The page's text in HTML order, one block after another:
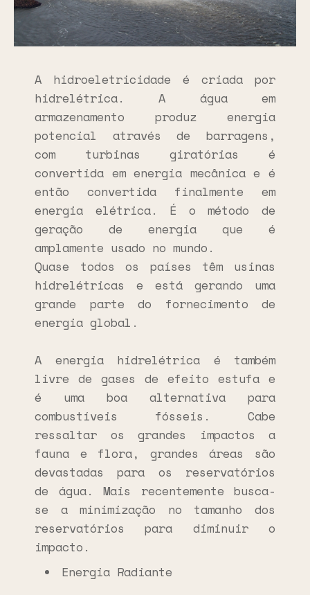
A hidroeletricidade é criada por
hidrelétrica. A água em
armazenamento produz energia
potencial através de barragens,
com turbinas giratórias é
convertida em energia mecânica e é
então convertida finalmente em
energia elétrica. É o método de
geração de energia que é
amplamente usado no mundo.
Quase todos os países têm usinas
hidrelétricas e está gerando uma
grande parte do fornecimento de
energia global.
A energia hidrelétrica é também
livre de gases de efeito estufa e
é uma boa alternativa para
combustíveis fósseis. Cabe
ressaltar os grandes impactos a
fauna e flora, grandes áreas são
devastadas para os reservatórios
de água. Mais recentemente busca-
se a minimização no tamanho dos
reservatórios para diminuir o
impacto.
Energia Radiante